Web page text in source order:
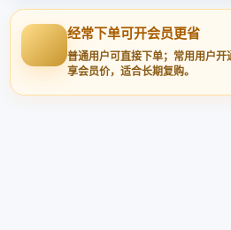
经常下单可开会员更省
普通用户可直接下单；常用用户开
享会员价，适合长期复购。